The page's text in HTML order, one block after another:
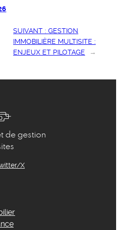
SUIVANT :GESTION
IMMOBILIÈRE MULTISITE :
ENJEUX ET PILOTAGE
→
de gestion
X